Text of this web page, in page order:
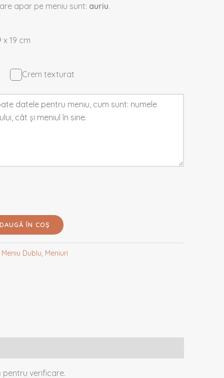
apar pe meniu sunt: auriu.
19 cm
Crem texturat
ÎN COȘ
Meniu Dublu, Meniuri
pentru verificare.